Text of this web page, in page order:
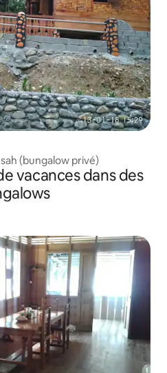
(bungalow privé)
vacances dans des